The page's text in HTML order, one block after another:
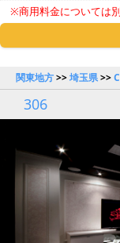
※商用料金については
関東地方>>埼玉県>>
306